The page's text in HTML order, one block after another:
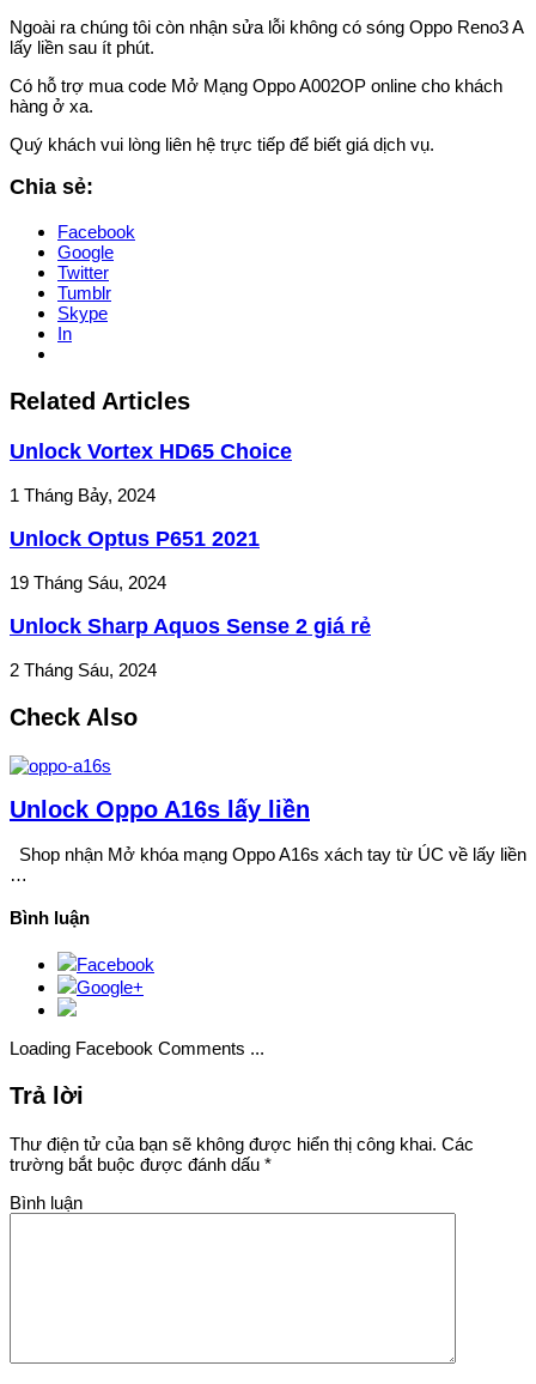
Ngoài ra chúng tôi còn nhận sửa lỗi không có sóng Oppo Reno3 A
lấy liền sau ít phút.
Có hỗ trợ mua code Mở Mạng Oppo A002OP online cho khách
hàng ở xa.
Quý khách vui lòng liên hệ trực tiếp để biết giá dịch vụ.
Chia sẻ:
Facebook
Google
Twitter
Tumblr
Skype
In
Related Articles
Unlock Vortex HD65 Choice
1 Tháng Bảy, 2024
Unlock Optus P651 2021
19 Tháng Sáu, 2024
Unlock Sharp Aquos Sense 2 giá rẻ
2 Tháng Sáu, 2024
Check Also
Unlock Oppo A16s lấy liền
Shop nhận Mở khóa mạng Oppo A16s xách tay từ ÚC về lấy liền
…
Bình luận
Facebook
Google+
Loading Facebook Comments ...
Trả lời
Thư điện tử của bạn sẽ không được hiển thị công khai. Các
trường bắt buộc được đánh dấu *
Bình luận